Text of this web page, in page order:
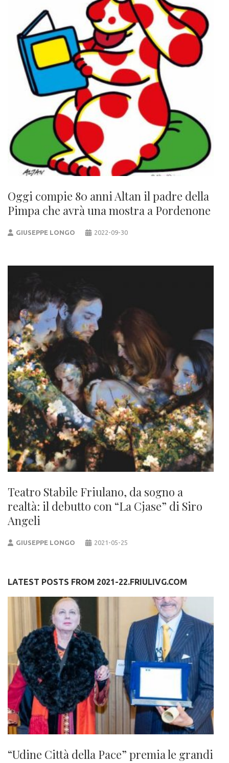
Oggi compie 80 anni Altan il padre della
Pimpa che avrà una mostra a Pordenone
GIUSEPPE LONGO 2022-09-30
Teatro Stabile Friulano, da sogno a
realtà: il debutto con “La Cjase” di Siro
Angeli
GIUSEPPE LONGO 2021-05-25
LATEST POSTS FROM 2021-22.FRIULIVG.COM
“Udine Città della Pace” premia le grandi